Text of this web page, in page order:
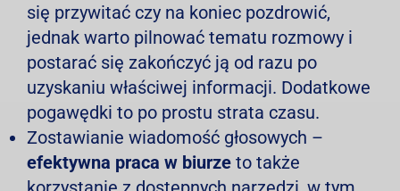
się przywitać czy na koniec pozdrowić,
jednak warto pilnować tematu rozmowy i
postarać się zakończyć ją od razu po
uzyskaniu właściwej informacji. Dodatkowe
pogawędki to po prostu strata czasu.
Zostawianie wiadomość głosowych –
efektywna praca w biurze to także